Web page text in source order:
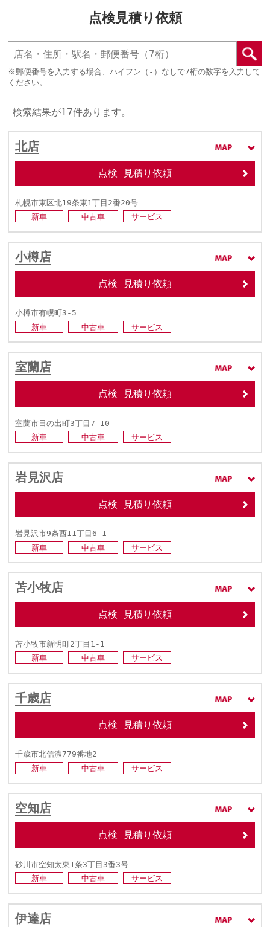
点検見積り依頼
※郵便番号を入力する場合、ハイフン（‐）なしで7桁の数字を入力して
ください。
検索結果が17件あります。
北店
点検 見積り依頼
札幌市東区北19条東1丁目2番20号
新車
中古車 サービス
小樽店
点検 見積り依頼
小樽市有幌町3-5
新車
中古車 サービス
室蘭店
点検 見積り依頼
室蘭市日の出町3丁目7-10
新車
中古車 サービス
岩見沢店
点検 見積り依頼
岩見沢市9条西11丁目6-1
新車
中古車 サービス
苫小牧店
点検 見積り依頼
苫小牧市新明町2丁目1-1
新車
中古車 サービス
千歳店
点検 見積り依頼
千歳市北信濃779番地2
新車
中古車 サービス
空知店
点検 見積り依頼
砂川市空知太東1条3丁目3番3号
新車
中古車 サービス
伊達店